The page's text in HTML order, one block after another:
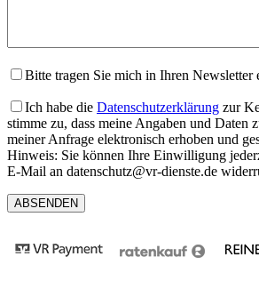
Bitte tragen Sie mich in Ihren Newsletter
Ich habe die Datenschutzerklärung zur
stimme zu, dass meine Angaben und Daten
meiner Anfrage elektronisch erhoben und
Hinweis: Sie können Ihre Einwilligung
E-Mail an datenschutz@vr-dienste.de